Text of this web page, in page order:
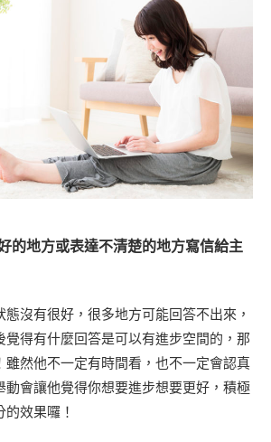
的地方或表達不清楚的地方寫信給主
沒有很好，很多地方可能回答不出來，
覺得有什麼回答是可以有進步空間的，那
雖然他不一定有時間看，也不一定會認真
動會讓他覺得你想要進步想要更好，積極
效果囉！